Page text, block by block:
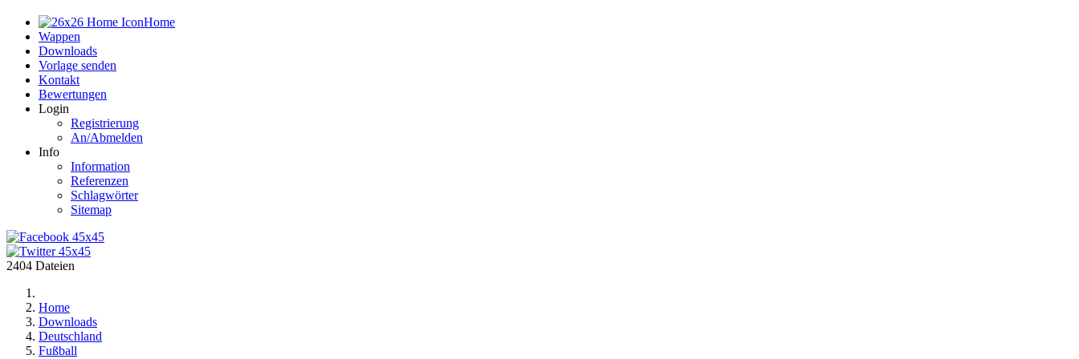
Home
Wappen
Downloads
Vorlage senden
Kontakt
Bewertungen
Login
Registrierung
An/Abmelden
Info
Information
Referenzen
Schlagwörter
Sitemap
2404 Dateien
Home
Downloads
Deutschland
Fußball